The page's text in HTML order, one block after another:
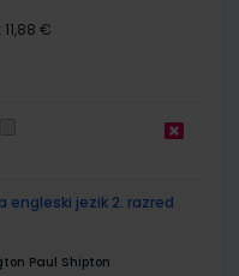
11,88 €
engleski jezik 2. razred
Paul Shipton